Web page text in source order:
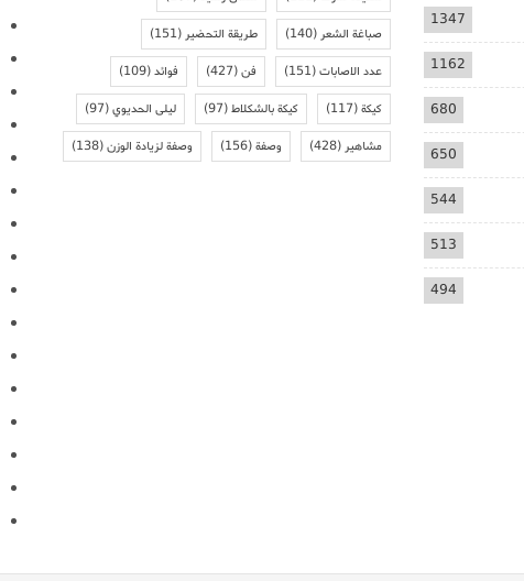
1347
1162
680
650
544
513
494
صباغة الشعر(140) طريقة التحضير(151)
عدد الاصابات(151) فن(427) فوائد(109)
كيكة(117) كيكة بالشكلاط(97) ليلى الحديوي(97)
مشاهير(428) وصفة(156) وصفة لزيادة الوزن(138)